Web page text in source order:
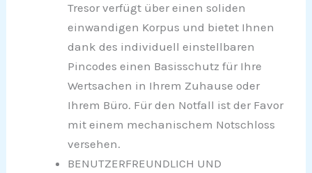
Tresor verfügt über einen soliden
einwandigen Korpus und bietet Ihnen
dank des individuell einstellbaren
Pincodes einen Basisschutz für Ihre
Wertsachen in Ihrem Zuhause oder
Ihrem Büro. Für den Notfall ist der Favor
mit einem mechanischem Notschloss
versehen.
BENUTZERFREUNDLICH UND